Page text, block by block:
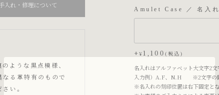
入れ・修理について
ような黒点模様、
る革特有のもので
い。
Amulet Case ／ 名入
+ ¥ 1,100 税込
名入れはアルファベット大文字2
入力例）A.F、N.H ※2文字の間
※名入れの刻印位置は右下固定と